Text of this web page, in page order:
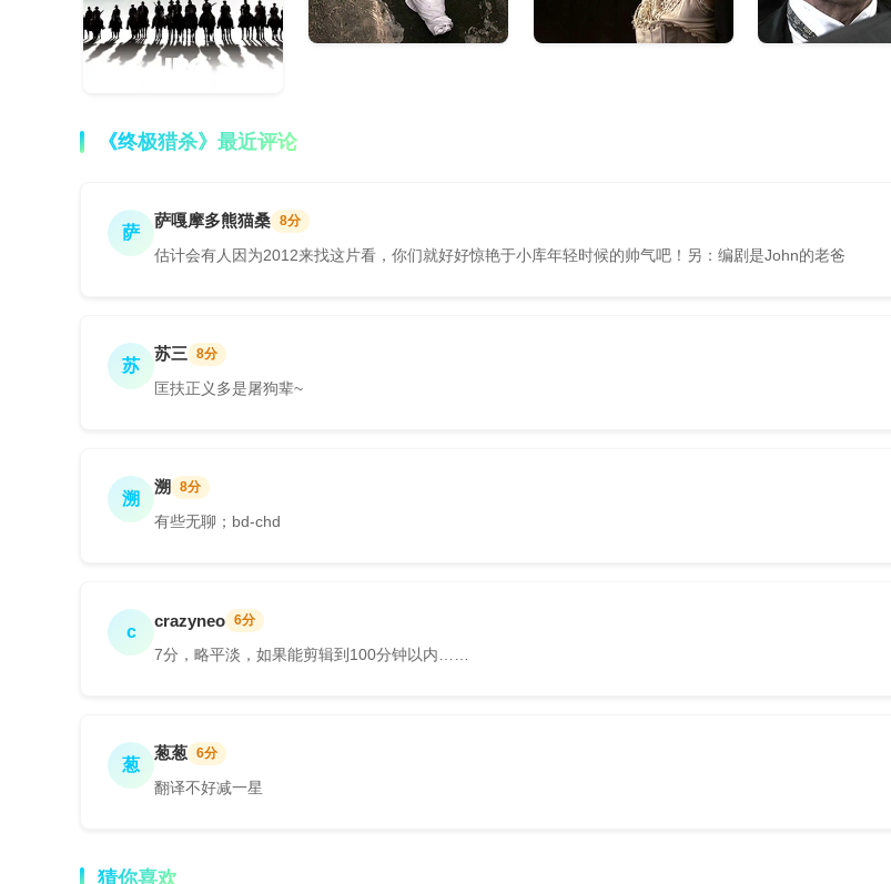
《终极猎杀》最近评论
萨
萨嘎摩多熊猫桑 8分
估计会有人因为2012来找这片看，你们就好好惊艳于小库年轻时候的帅气吧！另：编剧是John的老爸
苏
苏三 8分
匡扶正义多是屠狗辈~
溯
溯 8分
有些无聊；bd-chd
c
crazyneo 6分
7分，略平淡，如果能剪辑到100分钟以内……
葱
葱葱 6分
翻译不好减一星
猜你喜欢